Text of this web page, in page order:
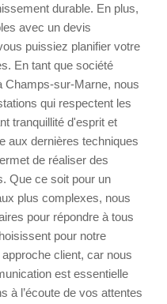
durable. En plus,
avec un devis
puissiez planifier votre
En tant que société
Champs-sur-Marne, nous
qui respectent les
tranquillité d'esprit et
aux dernières techniques
de réaliser des
Que ce soit pour un
plus complexes, nous
pour répondre à tous
pour notre
client, car nous
est essentielle
à l’écoute de vos attentes